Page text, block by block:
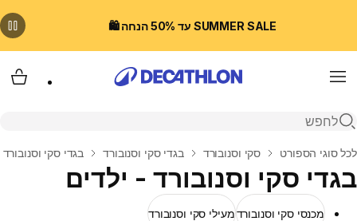
SUMMER SALE עד 50% הנחה 🛍️
Menu
פתיחת חיפוש
בית
לכל סוגי הספורט סקי וסנובורד בגדי סקי וסנובורד בגדי סקי
בגדי סקי וסנובורד - ילדים
מכנסי סקי וסנובורדמעילי סקי וסנובורד